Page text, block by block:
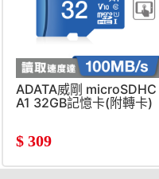
ADATA威剛 microSDHC
A1 32GB記憶卡(附轉卡)
$ 309